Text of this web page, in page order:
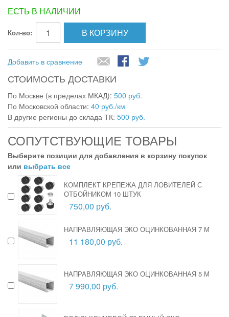
ЕСТЬ В НАЛИЧИИ
Кол-во: В КОРЗИНУ
Добавить в сравнение
СТОИМОСТЬ ДОСТАВКИ
По Москве (в пределах МКАД): 500 руб.
По Московской области: 40 руб./км
В другие регионы до склада ТК: 500 руб.
СОПУТСТВУЮЩИЕ ТОВАРЫ
Выберите позиции для добавления в корзину покупок
или выбрать все
КОМПЛЕКТ КРЕПЕЖА ДЛЯ ЛОВИТЕЛЕЙ С
ОТБОЙНИКОМ 10 ШТУК
750,00 руб.
НАПРАВЛЯЮЩАЯ ЭКО ОЦИНКОВАННАЯ 7 М
11 180,00 руб.
НАПРАВЛЯЮЩАЯ ЭКО ОЦИНКОВАННАЯ 5 М
7 990,00 руб.